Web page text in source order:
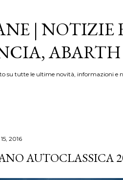
| NOTIZIE
ABARTH
su tutte le ultime novità, informazioni e
2016
AUTOCLASSICA